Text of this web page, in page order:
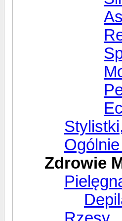
Zdrowie